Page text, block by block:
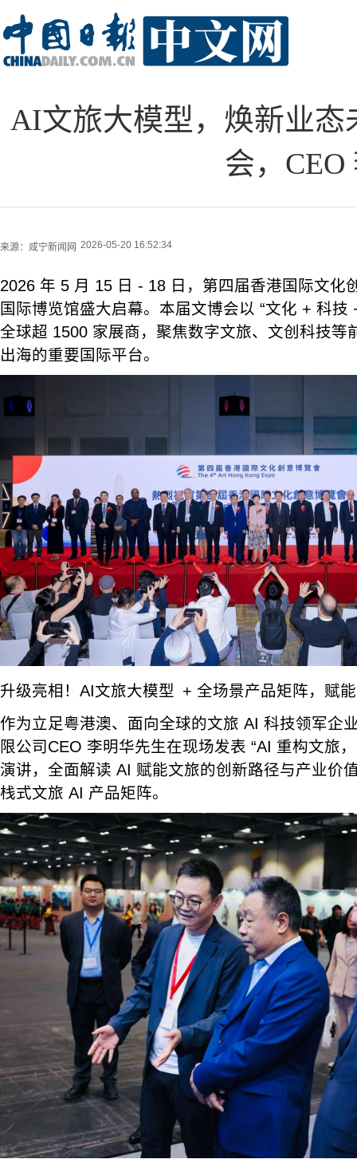
AI文旅大模型，焕新业
会，
来源： 咸宁新闻网 2026-05-20 16:52:34
2026 年 5 月 15 日 - 18 日，第四届香港国际文化
国际博览馆盛大启幕。本届文博会以 “文化 + 科
全球超 1500 家展商，聚焦数字文旅、文创科技等
出海的重要国际平台。
升级亮相！AI文旅大模型 + 全场景产品矩阵，赋
作为立足粤港澳、面向全球的文旅 AI 科技领军企
限公司CEO 李明华先生在现场发表 “AI 重构文旅
演讲，全面解读 AI 赋能文旅的创新路径与产业价
栈式文旅 AI 产品矩阵。